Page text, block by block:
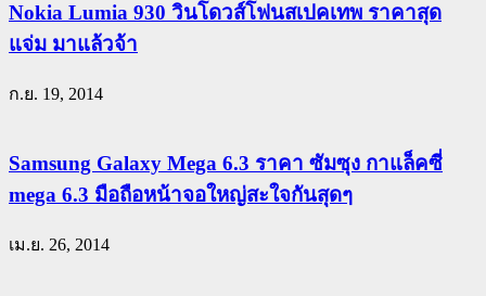
Nokia Lumia 930 วินโดวส์โฟนสเปคเทพ ราคาสุด
แจ่ม มาแล้วจ้า
ก.ย. 19, 2014
Samsung Galaxy Mega 6.3 ราคา ซัมซุง กาแล็คซี่
mega 6.3 มือถือหน้าจอใหญ่สะใจกันสุดๆ
เม.ย. 26, 2014